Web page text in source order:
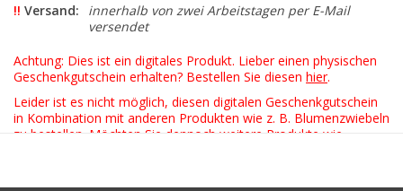
!! Versand:
innerhalb von zwei Arbeitstagen per E-Mail
versendet
Achtung: Dies ist ein digitales Produkt. Lieber einen physischen
Geschenkgutschein erhalten? Bestellen Sie diesen hier.
Leider ist es nicht möglich, diesen digitalen Geschenkgutschein
in Kombination mit anderen Produkten wie z. B. Blumenzwiebeln
zu bestellen. Möchten Sie dennoch weitere Produkte wie